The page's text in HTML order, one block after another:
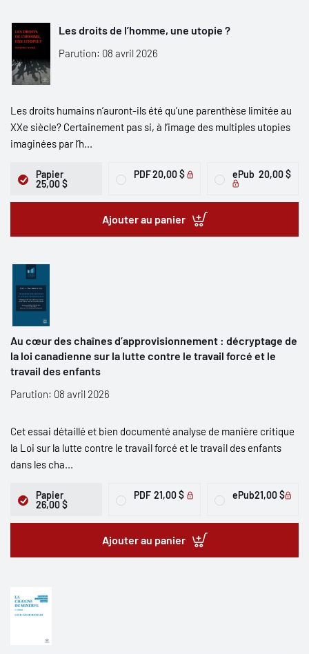
Les droits de l’homme, une utopie ?
Parution: 08 avril 2026
Les droits humains n’auront-ils été qu’une parenthèse limitée au
XXe siècle? Certainement pas si, à l’image des multiples utopies
imaginées par l’h...
Papier
25,00 $
PDF20,00 $ ePub 20,00 $
Ajouter au panier
Au cœur des chaînes d’approvisionnement : décryptage de
la loi canadienne sur la lutte contre le travail forcé et le
travail des enfants
Parution: 08 avril 2026
Cet essai détaillé et bien documenté analyse de manière critique
la Loi sur la lutte contre le travail forcé et le travail des enfants
dans les cha...
Papier
26,00 $
PDF 21,00 $ ePub21,00 $
Ajouter au panier